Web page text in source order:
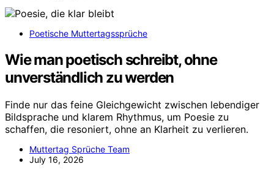
Poetische Muttertagssprüche
Wie man poetisch schreibt, ohne
unverständlich zu werden
Finde nur das feine Gleichgewicht zwischen lebendiger
Bildsprache und klarem Rhythmus, um Poesie zu
schaffen, die resoniert, ohne an Klarheit zu verlieren.
Muttertag Sprüche Team
July 16, 2026